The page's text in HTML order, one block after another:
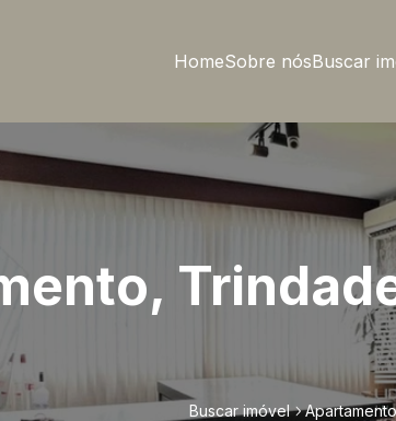
HomeSobre nósBuscar
Buscar imóvel